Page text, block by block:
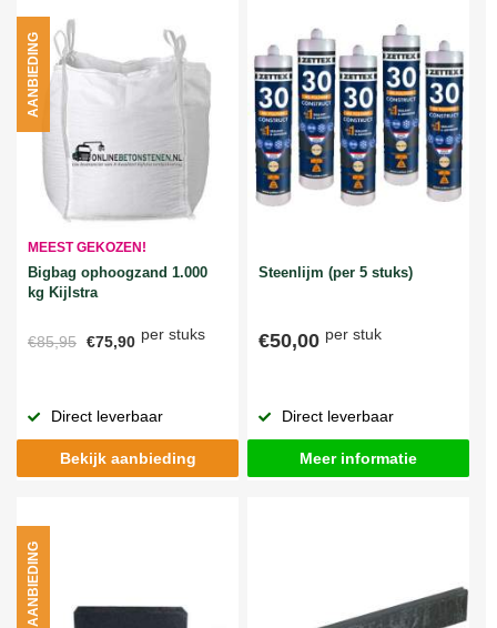
MEEST GEKOZEN!
Bigbag ophoogzand 1.000
kg Kijlstra
€85,95 €75,90 per stuks
AANBIEDING
Direct leverbaar
Bekijk aanbieding
Steenlijm (per 5 stuks)
€50,00 per stuk
Direct leverbaar
Meer informatie
AANBIEDING